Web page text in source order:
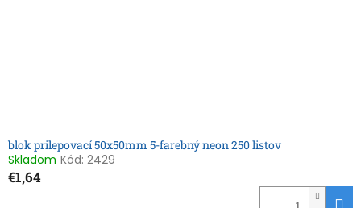
blok prilepovací 50x50mm 5-farebný neon 250 listov
Skladom Kód: 2429
€1,64